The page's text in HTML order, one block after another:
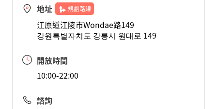
地址 規劃路線
江原道江陵市Wondae路149
강원특별자치도 강릉시 원대로 149
開放時間
10:00-22:00
諮詢